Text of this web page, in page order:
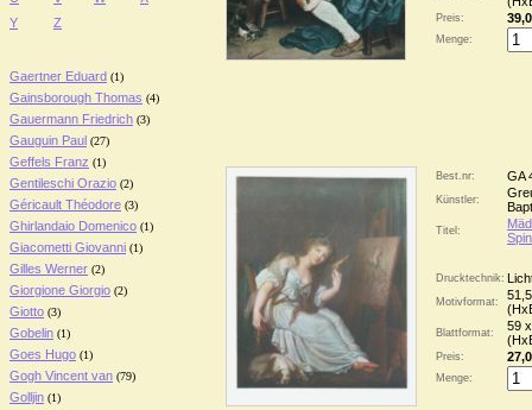
Y
Z
Gaertner Eduard (1)
Gainsborough Thomas (4)
Gauermann Friedrich (3)
Gauguin Paul (27)
Geffels Franz (1)
Gentileschi Orazio (2)
Géricault Théodore (3)
Ghirlandaio Domenico (1)
Giacometti Giovanni (1)
Gilles Werner (2)
Giorgione Giorgio (2)
Giotto (3)
Gobelin (1)
Goes Hugo (1)
Gogh Vincent van (79)
Golljin (1)
Preis:
Menge:
Best.nr: GA
Künstler:
Titel:
Drucktechnik:
Motivformat:
Blattformat:
59
Preis:
Menge: